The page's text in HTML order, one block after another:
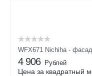
WFX671 Nichiha -
4 906 Рублей
Цена за квадратный